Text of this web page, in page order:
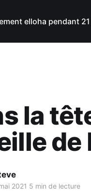
elloha pendant
la
de
2021 5 min de lecture